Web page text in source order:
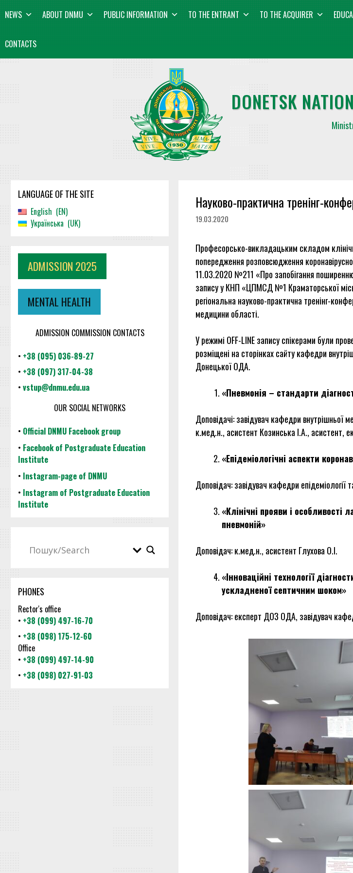
toNEWS ABOUT DNMU PUBLIC INFORMATION TO THE ENTRANT TO THE ACQUIRER
CONTACTS
DONETSK
Науково-практична тренінг-
19.03.2020
Професорсько-викладацьким складом
попередження розповсюдження
11.03.2020 №211 «Про запобігання поширенню
запису у КНП «ЦПМСД №1 Краматорської
регіональна науково-практична тренінг-
медицини області.
У режимі OFF-LINE запису спікерами були
розміщені на сторінках сайту кафедри
Донецької ОДА.
«Пневмонія – стандарти
Доповідачі: завідувач кафедри
к.мед.н., асистент Козинська І.А.,
«Епідеміологічні аспекти
Доповідач: завідувач кафедри
«Клінічні прояви і особливості
пневмоній»
Доповідач: к.мед.н., асистент Глухова О.І.
«Інноваційні технології
ускладненої септичним шоком»
Доповідач: експерт ДОЗ ОДА, завідувач
LANGUAGE OF THE SITE
English
EN
Українська
UK
ADMISSION 2025
MENTAL HEALTH
ADMISSION COMMISSION CONTACTS
• +38 (095) 036-89-27
• +38 (097) 317-04-38
• vstup@dnmu.edu.ua
OUR SOCIAL NETWORKS
• Official DNMU Facebook group
• Facebook of Postgraduate Education
Institute
• Instagram-page of DNMU
• Instagram of Postgraduate Education
Institute
PHONES
Rector's office
• +38 (099) 497-16-70
• +38 (098) 175-12-60
Office
• +38 (099) 497-14-90
• +38 (098) 027-91-03